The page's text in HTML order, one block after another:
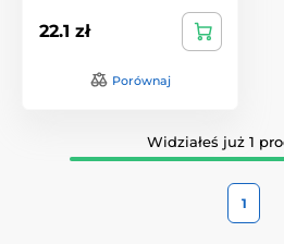
22.1 zł
Porównaj
Widziałeś już 1
1